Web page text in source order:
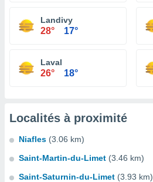
Landivy
28° 17°
Laval
26° 18°
Localités à proximité
Niafles (3.06 km)
Saint-Martin-du-Limet (3.46 km)
Saint-Saturnin-du-Limet (3.93 km)